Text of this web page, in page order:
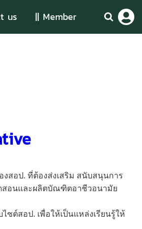
us || Member
สอป. ที่ต้องส่งเสริม สนับสนุนการ
สอนและผลิตบัณฑิตอาชีวอนามัย
ไซต์สอป. เพื่อให้เป็นแหล่งเรียนรู้ให้